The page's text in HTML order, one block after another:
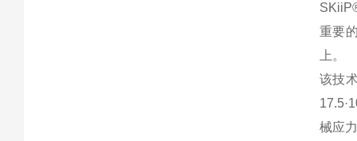
重要
上。
该技
械应